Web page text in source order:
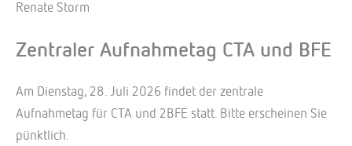
Renate Storm
Zentraler Aufnahmetag CTA und BFE
Am Dienstag, 28. Juli 2026 findet der zentrale
Aufnahmetag für CTA und 2BFE statt. Bitte erscheinen Sie
pünktlich.